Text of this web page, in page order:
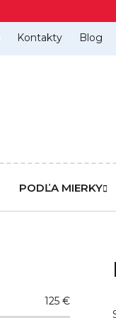
Kontakty Blog
PODĽA MIERKY
125 €